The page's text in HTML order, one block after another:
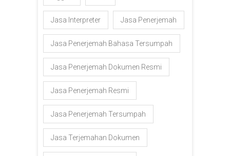
Jasa Interpreter Jasa Penerjemah
Jasa Penerjemah Bahasa Tersumpah
Jasa Penerjemah Dokumen Resmi
Jasa Penerjemah Resmi
Jasa Penerjemah Tersumpah
Jasa Terjemahan Dokumen